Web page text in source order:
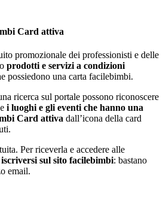
Card attiva
promozionale dei professionisti e delle
prodotti e servizi a condizioni
possiedono una carta facilebimbi.
ricerca sul portale possono riconoscere
i luoghi e gli eventi che hanno una
Card attiva dall’icona della card
Per riceverla e accedere alle
sul sito facilebimbi: bastano
email.